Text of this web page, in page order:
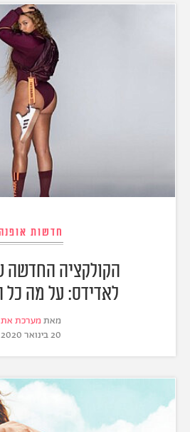
חדשות
הקולקציה החדשה
לאדידס: על מה
מאת מערכת את
20 בינואר 2020